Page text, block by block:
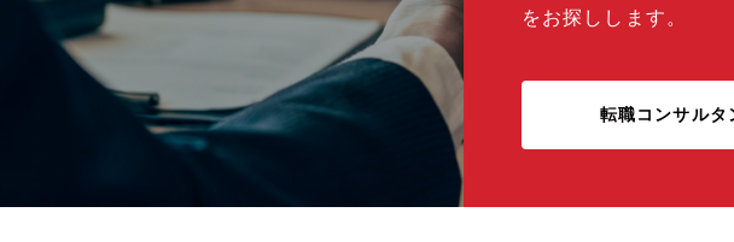
をお探しします。
転職コンサルタ